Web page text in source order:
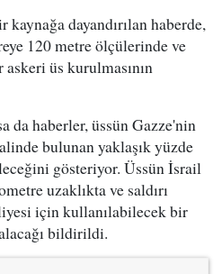
dayandırılan haberde,
120 metre ölçülerinde ve
üs kurulmasının
da haberler, üssün Gazze'nin
bulunan yaklaşık yüzde
gösteriyor. Üssün İsrail
uzaklıkta ve saldırı
için kullanılabilecek bir
bildirildi.